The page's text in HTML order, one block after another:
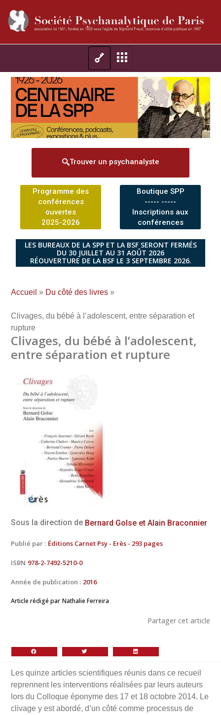
Trouver un psychanalyste
Programme des
conférences
ouvertes
2025-2026
Boutique SPP
----- -----
Inscriptions aux
conférences
LES BUREAUX DE LA SPP ET LA BSF SERONT FERMÉS
DU 30 JUILLET AU 31 AOÛT 2026
RÉOUVERTURE DE LA BSF LE 3 SEPTEMBRE 2026.
Accueil » Du côté des livres »
Clivages, du bébé à l’adolescent, entre séparation et
rupture
Clivages, du bébé à l’adolescent,
entre séparation et rupture
Sous la direction de Bernard Golse et Alain Braconnier
Publié par : Éditions Carnet Psy - Erès - 293 pages
ISBN 978-2-7492-5210-0
Année de publication : 2016
Article rédigé par Nathalie Ferreira
Partager cet article
Les quinze articles scientifiques réunis dans ce recueil
reprennent les interventions réalisées par leurs auteurs
lors du Colloque éponyme des 17 et 18 octobre 2014. Le
clivage y est abordé, d’un côté comme processus de